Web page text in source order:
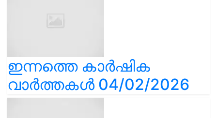
ഇന്നത്തെ കാർഷിക
വാർത്തകൾ 04/02/2026